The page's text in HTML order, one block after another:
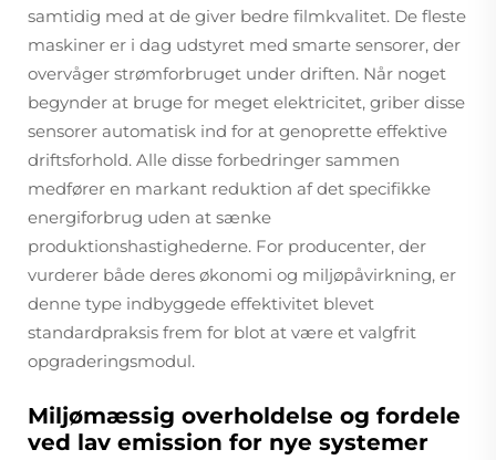
samtidig med at de giver bedre filmkvalitet. De fleste
maskiner er i dag udstyret med smarte sensorer, der
overvåger strømforbruget under driften. Når noget
begynder at bruge for meget elektricitet, griber disse
sensorer automatisk ind for at genoprette effektive
driftsforhold. Alle disse forbedringer sammen
medfører en markant reduktion af det specifikke
energiforbrug uden at sænke
produktionshastighederne. For producenter, der
vurderer både deres økonomi og miljøpåvirkning, er
denne type indbyggede effektivitet blevet
standardpraksis frem for blot at være et valgfrit
opgraderingsmodul.
Miljømæssig overholdelse og fordele
ved lav emission for nye systemer